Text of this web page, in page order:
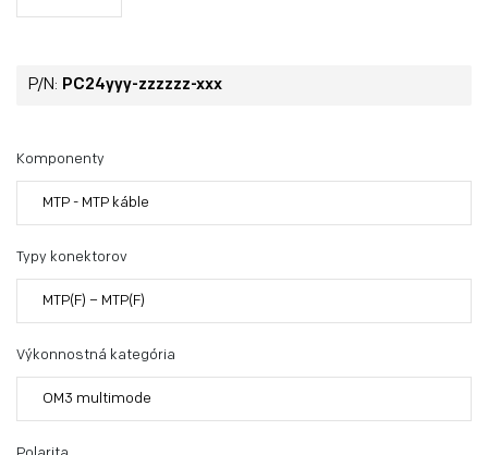
P/N: PC24yyy-zzzzzz-xxx
Komponenty
MTP - MTP káble
Typy konektorov
MTP(F) – MTP(F)
Výkonnostná kategória
OM3 multimode